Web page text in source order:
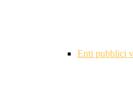
Enti pubblici